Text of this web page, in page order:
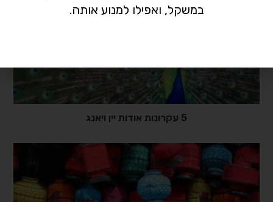
5 עקרונות אודות יין ויאנג
במשקל, ואפילו למנוע אותה.